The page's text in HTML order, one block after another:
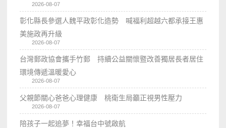
2026-08-07
彰化縣長參選人魏平政彰化造勢 喊福利超越六都承接王惠
美施政再升級
2026-08-07
台灣郵政協會攜手竹郵 持續公益關懷暨改善獨居長者居住
環境傳遞溫暖愛心
2026-08-07
父親節關心爸爸心理健康 桃衛生局籲正視男性壓力
2026-08-07
陪孩子一起追夢！幸福台中號啟航